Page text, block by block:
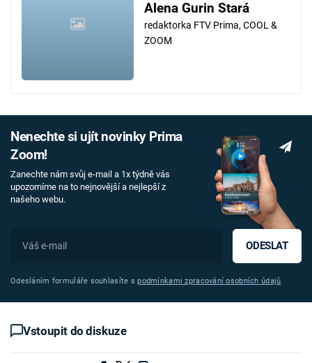
Alena Gurin Stará
redaktorka FTV Prima, COOL &
ZOOM
Nenechte si ujít novinky Prima
Zoom!
Zanechte nám svůj e-mail a 1x týdně vás
upozorníme na to nejnovější a nejlepší z
našeho webu.
ODESLAT
Odesláním formuláře souhlasíte spodmínkami zpracování osobních údajů
Vstoupit do diskuze